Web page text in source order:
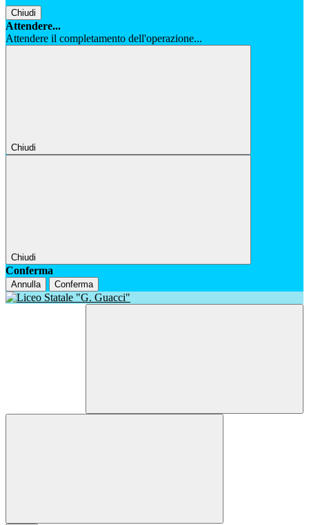
Chiudi
Attendere...
Attendere il completamento dell'operazione...
Chiudi
Chiudi
Conferma
Annulla Conferma